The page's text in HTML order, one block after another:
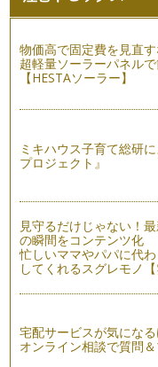
前回は失敗とのつきあ
おさらいしますね。 ・
子どもは成長していく
育児のルーツ、子ども
夏休み。かえって大忙
我が家の末っ子小学4
「ごめんね」を教える
前回、前々回と子ども
した。 ６つのステップ
子どものケンカ、ど
前回の続きです！ 子
機会」「ココロを育て
物価高で固定費を見直す
超軽量ソーラーパネル
【HESTAソーラー】
ミキハウス子育て総研
プロジェクト』
見守るだけじゃない！
の瞬間をコンテンツ化
忙しいママやパパに代
してくれるスグレモノ
宅配サービスが気にな
オンライン相談で質問